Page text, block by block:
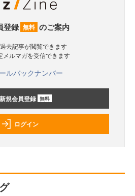
登録 無料 のご案内
過去記事が閲覧できます
メルマガを受信できます
ルバックナンバー
新規会員登録 無料
ログイン